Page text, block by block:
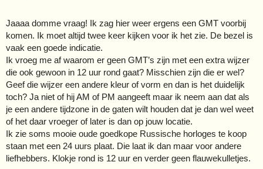
Jaaaa domme vraag! Ik zag hier weer ergens een GMT voorbij
komen. Ik moet altijd twee keer kijken voor ik het zie. De bezel is
vaak een goede indicatie.
Ik vroeg me af waarom er geen GMT’s zijn met een extra wijzer
die ook gewoon in 12 uur rond gaat? Misschien zijn die er wel?
Geef die wijzer een andere kleur of vorm en dan is het duidelijk
toch? Ja niet of hij AM of PM aangeeft maar ik neem aan dat als
je een andere tijdzone in de gaten wilt houden dat je dan wel weet
of het daar vroeger of later is dan op jouw locatie.
Ik zie soms mooie oude goedkope Russische horloges te koop
staan met een 24 uurs plaat. Die laat ik dan maar voor andere
liefhebbers. Klokje rond is 12 uur en verder geen flauwekulletjes.